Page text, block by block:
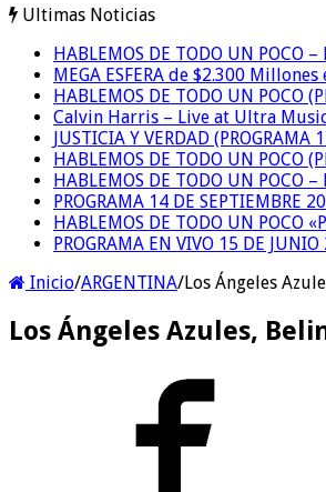
Ultimas Noticias
HABLEMOS DE TODO UN POCO
MEGA ESFERA de $2.300 Millones
HABLEMOS DE TODO UN POCO
Calvin Harris – Live at Ultra
JUSTICIA Y VERDAD (PROGRAMA
HABLEMOS DE TODO UN POCO
HABLEMOS DE TODO UN POCO
PROGRAMA 14 DE SEPTIEMBRE
HABLEMOS DE TODO UN POCO
PROGRAMA EN VIVO 15 DE
Inicio/ARGENTINA/Los Ángeles
Los Ángeles Azules,